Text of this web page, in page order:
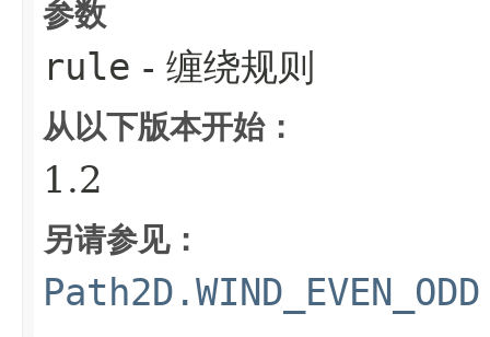
参数
rule - 缠绕规则
从以下版本开始：
1.2
另请参见：
Path2D.WIND_EVEN_ODD